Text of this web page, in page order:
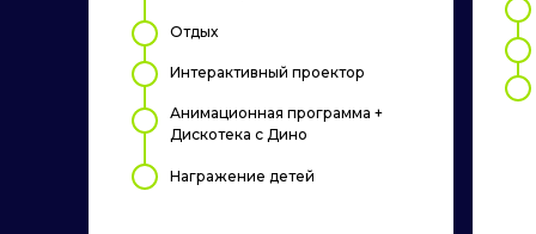
Отдых
Интерактивный проектор
Награжение детей
Анимационная программа +
Дискотека с Дино